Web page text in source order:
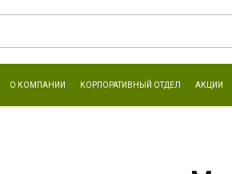
О КОМПАНИИ КОРПОРАТИВНЫЙ ОТДЕЛ АКЦИИ